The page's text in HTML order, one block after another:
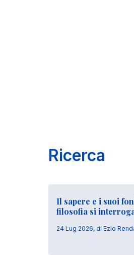
Ricerca
Il sapere e i suoi
filosofia si
24 Lug 2026, di Ezio